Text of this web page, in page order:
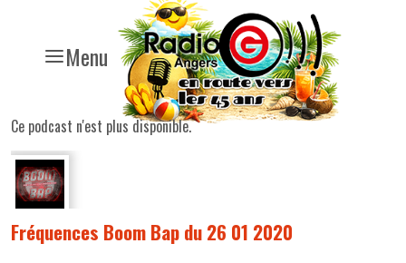
Menu
Ce podcast n'est plus disponible.
Fréquences Boom Bap du 26 01 2020